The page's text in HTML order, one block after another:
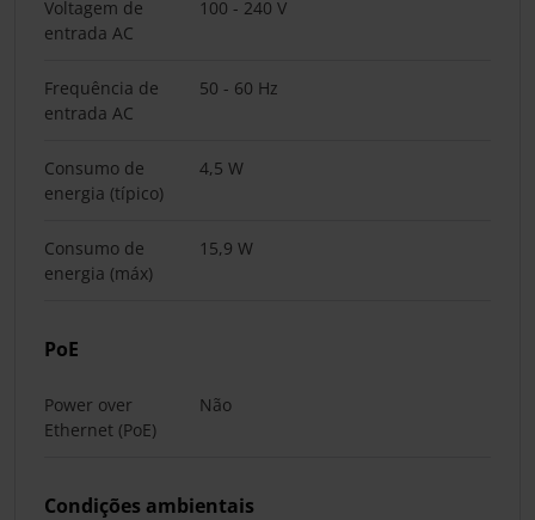
Voltagem de
entrada AC
100 - 240 V
Frequência de
entrada AC
50 - 60 Hz
Consumo de
energia (típico)
4,5 W
Consumo de
energia (máx)
15,9 W
PoE
Power over
Ethernet (PoE)
Não
Condições ambientais